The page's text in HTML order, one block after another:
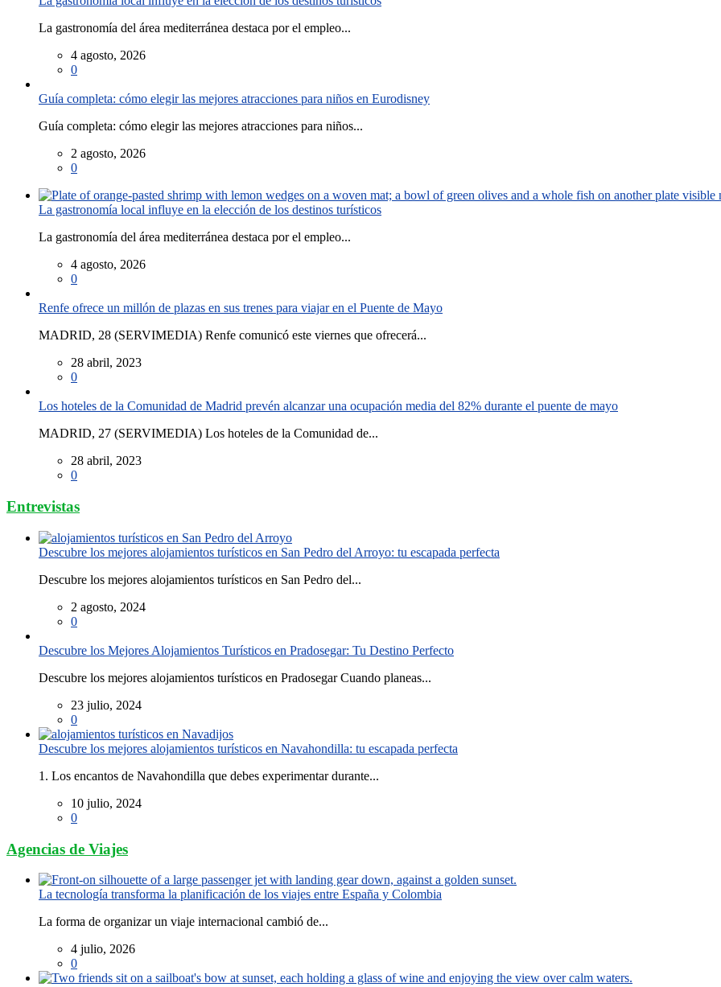
La gastronomía del área mediterránea destaca por el empleo...
4 agosto, 2026
0
Guía completa: cómo elegir las mejores atracciones para niños en Eurodisney
Guía completa: cómo elegir las mejores atracciones para niños...
2 agosto, 2026
0
La gastronomía local influye en la elección de los destinos turísticos
La gastronomía del área mediterránea destaca por el empleo...
4 agosto, 2026
0
Renfe ofrece un millón de plazas en sus trenes para viajar en el Puente de Mayo
MADRID, 28 (SERVIMEDIA) Renfe comunicó este viernes que ofrecerá...
28 abril, 2023
0
Los hoteles de la Comunidad de Madrid prevén alcanzar una ocupación media del 82% durante el puente de mayo
MADRID, 27 (SERVIMEDIA) Los hoteles de la Comunidad de...
28 abril, 2023
0
Entrevistas
Descubre los mejores alojamientos turísticos en San Pedro del Arroyo: tu escapada perfecta
Descubre los mejores alojamientos turísticos en San Pedro del...
2 agosto, 2024
0
Descubre los Mejores Alojamientos Turísticos en Pradosegar: Tu Destino Perfecto
Descubre los mejores alojamientos turísticos en Pradosegar Cuando planeas...
23 julio, 2024
0
Descubre los mejores alojamientos turísticos en Navahondilla: tu escapada perfecta
1. Los encantos de Navahondilla que debes experimentar durante...
10 julio, 2024
0
Agencias de Viajes
La tecnología transforma la planificación de los viajes entre España y Colombia
La forma de organizar un viaje internacional cambió de...
4 julio, 2026
0